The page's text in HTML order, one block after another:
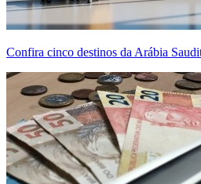
Confira cinco destinos da Arábia